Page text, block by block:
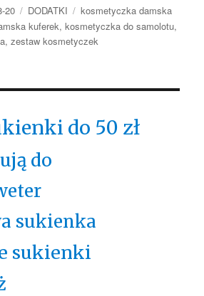
20 Kategorie
DODATKI Tagi
kosmetyczka damska
kuferek,kosmetyczka do samolotu,
,zestaw kosmetyczek
do 50 zł
do
sukienka
sukienki